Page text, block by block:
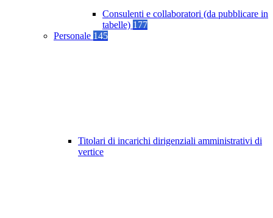
Consulenti e collaboratori (da pubblicare in
tabelle) 177
Personale 145
Titolari di incarichi dirigenziali amministrativi di
vertice